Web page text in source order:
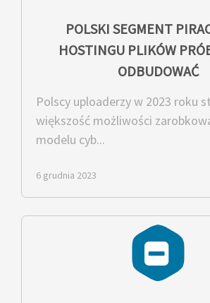
POLSKI SEGMENT
HOSTINGU PLIKÓW
ODBUDOWAĆ
Polscy uploaderzy w 2023 roku
większość możliwości
modelu cyb...
6 grudnia 2023